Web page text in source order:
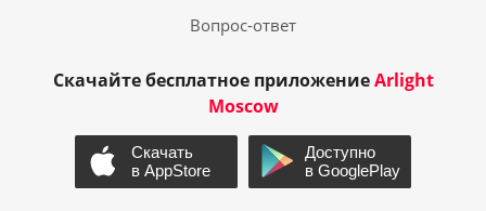
Вопрос-ответ
Скачайте бесплатное приложениеArlight
Moscow